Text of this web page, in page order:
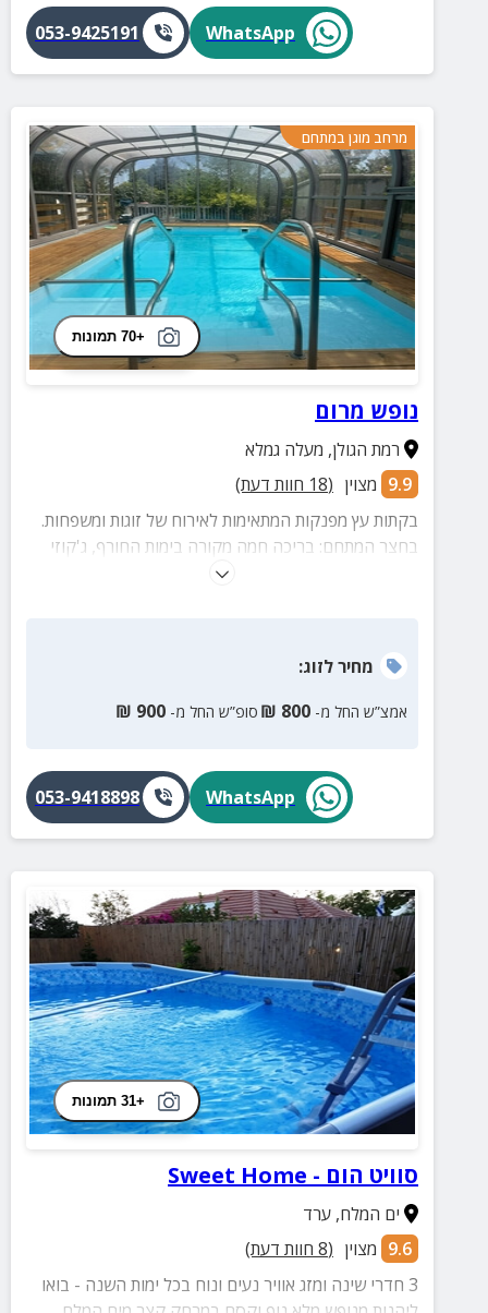
WhatsApp
053-9425191
מרחב מוגן במתחם
+70 תמונות
נופש מרום
רמת הגולן, מעלה גמלא
9.9 מצוין (
18 חוות דעת)
בקתות עץ מפנקות המתאימות לאירוח של זוגות ומשפחות.
בחצר המתחם: בריכה חמה מקורה בימות החורף, ג'קוזי
מחירלזוג:
אמצ”ש החל מ- 800
₪ סופ”ש החל מ- 900
₪
WhatsApp
053-9418898
+31 תמונות
סוויט הום - Sweet Home
ים המלח,ערד
9.6 מצוין (
8 חוות דעת)
3 חדרי שינה ומזג אוויר נעים ונוח בכל ימות השנה - בואו